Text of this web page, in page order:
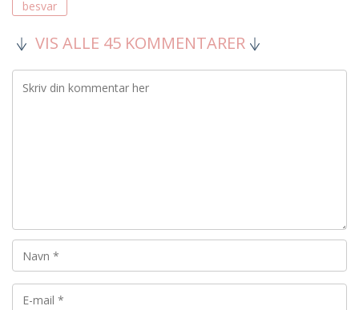
besvar
VIS ALLE 45 KOMMENTARER